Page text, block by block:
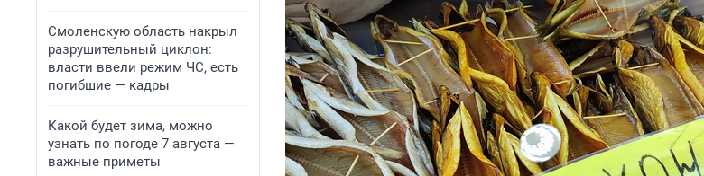
Смоленскую область накрыл
разрушительный циклон:
власти ввели режим ЧС, есть
погибшие — кадры
Какой будет зима, можно
узнать по погоде 7 августа —
важные приметы